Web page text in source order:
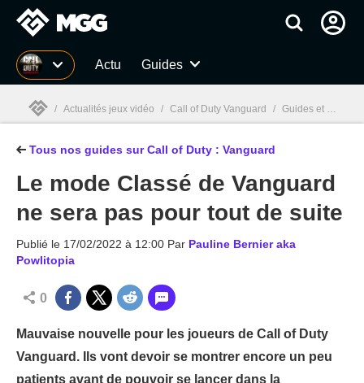
MGG Actu Guides
MGG
/ Actualités jeux vidéo / Call of Duty Vanguard / Guides et astuces pour Call of Duty : Vanguard
Tous nos guides sur Call of Duty : Vanguard
Le mode Classé de Vanguard
ne sera pas pour tout de suite
Publié le 17/02/2022 à 12:00 Par Pauline Bernier aka
Powlitopia
0
Mauvaise nouvelle pour les joueurs de Call of Duty
Vanguard. Ils vont devoir se montrer encore un peu
patients avant de pouvoir se lancer dans la